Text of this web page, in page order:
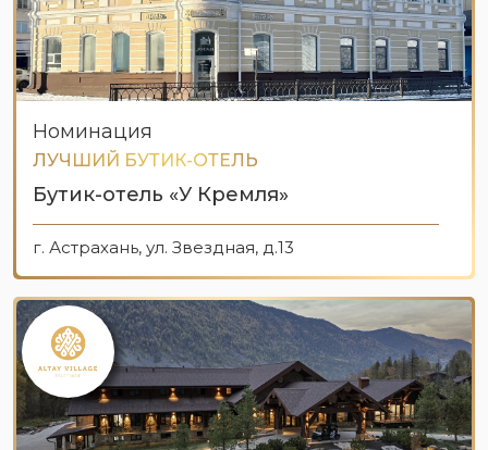
Номинация
ЛУЧШИЙ БУТИК-ОТЕЛЬ
Бутик-отель «У Кремля»
г. Астрахань, ул. Звездная, д.13